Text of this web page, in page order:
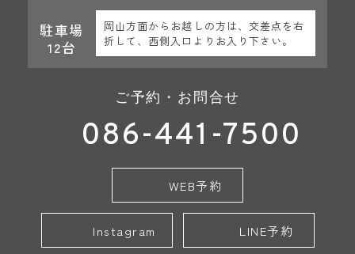
駐車場
12台
岡山方面からお越しの方は、交差点を右
折して、西側入口よりお入り下さい。
ご予約・お問合せ
086-441-7500
WEB予約
Instagram LINE予約